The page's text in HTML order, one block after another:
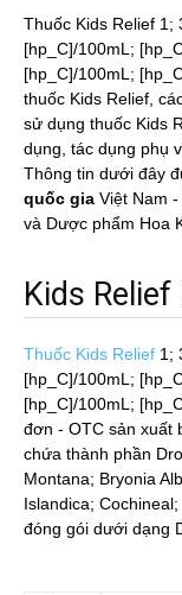
Thuốc Kids Relief 1;
[hp_C]/100mL;
[hp_C]/100mL;
thuốc Kids Relief,
sử dụng thuốc Kids
dụng, tác dụng phụ
Thông tin dưới đây
quốc gia Việt Nam
và Dược phẩm Hoa
Kids
Thuốc Kids Relief 1;
[hp_C]/100mL;
[hp_C]/100mL;
đơn - OTC sản xuất
chứa thành phần
Montana; Bryonia
Islandica;
đóng gói dưới dạng